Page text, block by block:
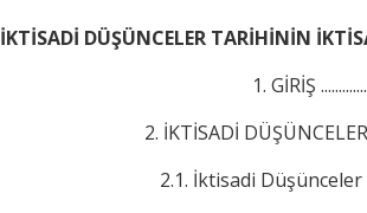
İKTİSADİ DÜŞÜNCELER TARİHİNİN
1. GİRİŞ
2. İKTİSADİ
2.1. İktisadi Düşünceler